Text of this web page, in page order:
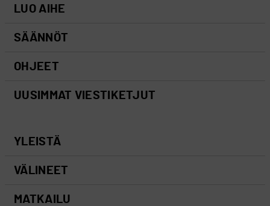
LUO AIHE
SÄÄNNÖT
OHJEET
UUSIMMAT VIESTIKETJUT
YLEISTÄ
VÄLINEET
MATKAILU